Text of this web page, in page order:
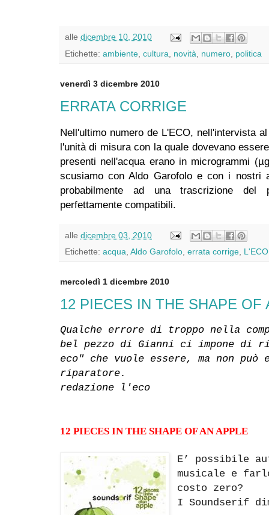
alle dicembre 10, 2010
Etichette: ambiente cultura novità numero politica
venerdì 3 dicembre 2010
ERRATA CORRIGE
Nell'ultimo numero de L'ECO, nell'intervista
l'unità di misura con la quale dovevano
presenti nell'acqua erano in microgrammi
scusiamo con Aldo Garofolo e con i nostri
probabilmente ad una trascrizione
perfettamente compatibili.
alle dicembre 03, 2010
Etichette: acqua Aldo Garofolo errata corrige L'ECO
mercoledì 1 dicembre 2010
12 PIECES IN THE SHAPE OF
Qualche errore di troppo nella
bel pezzo di Gianni
ci impone di
eco" che vuole essere, ma non può
riparatore.
redazione l'eco
12 PIECES IN THE SHAPE OF AN APPLE
E’ possibile
musicale e
costo zero?
I Soundserif